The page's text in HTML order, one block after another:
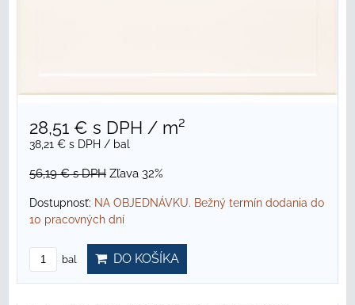
28,51 € s DPH / m²
38,21 € s DPH / bal
56,19 €s DPH Zľava 32%
Dostupnosť: NA OBJEDNÁVKU. Bežný termín dodania do
10 pracovných dní
bal DO KOŠÍKA